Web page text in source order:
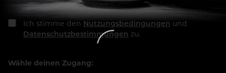
Ich stimme den Nutzungsbedingungen und
Datenschutzbestimmungen zu.
Wähle deinen Zugang: